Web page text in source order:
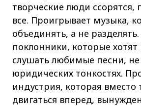
творческие люди ссорятся,
все. Проигрывает музыка,
объединять, а не
поклонники, которые хотят
слушать любимые песни,
юридических тонкостях.
индустрия, которая вместо
двигаться вперед,